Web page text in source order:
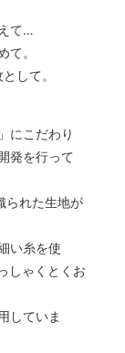
て…
て。
して。
にこだわり
発を行って
られた生地が
い糸を使
しゃくとくお
していま